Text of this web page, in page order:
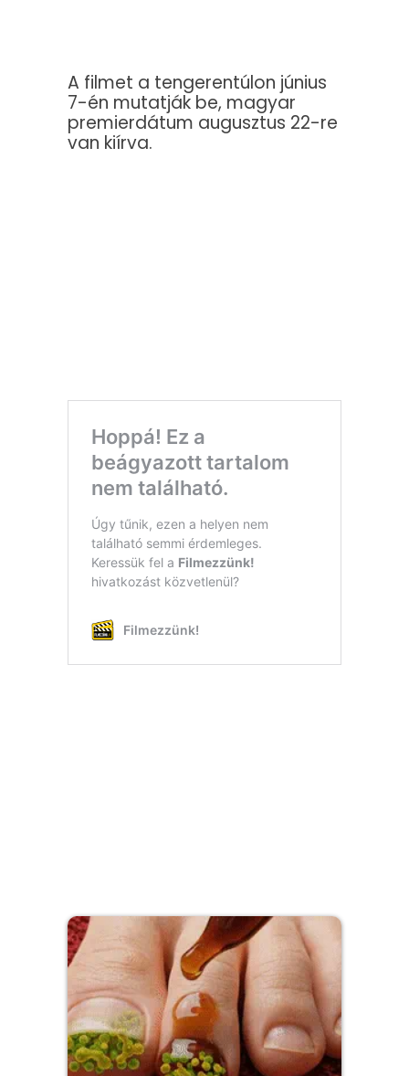
A filmet a tengerentúlon június
7-én mutatják be, magyar
premierdátum augusztus 22-re
van kiírva.